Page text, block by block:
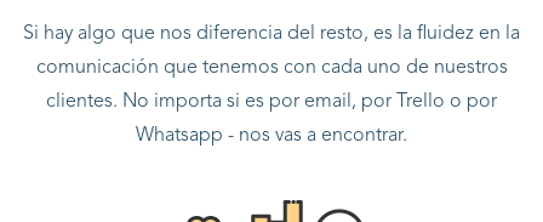
Si hay algo que nos diferencia del resto, es la fluidez en la
comunicación que tenemos con cada uno de nuestros
clientes. No importa si es por email, por Trello o por
Whatsapp - nos vas a encontrar.